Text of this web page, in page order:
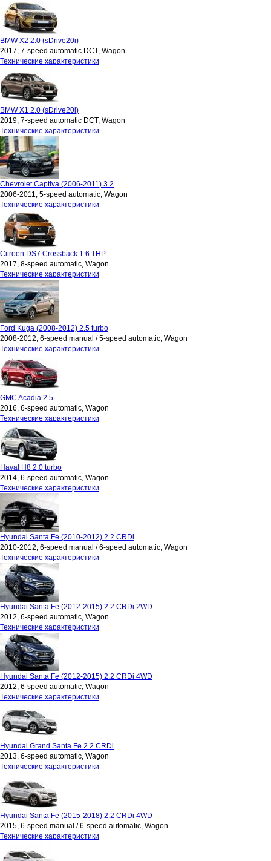
BMW X2 2.0 (sDrive20i)
2017, 7-speed automatic DCT, Wagon
Технические характеристики
BMW X1 2.0 (sDrive20i)
2019, 7-speed automatic DCT, Wagon
Технические характеристики
Chevrolet Captiva (2006-2011) 3.2
2006-2011, 5-speed automatic, Wagon
Технические характеристики
Citroen DS7 Crossback 1.6 THP
2017, 8-speed automatic, Wagon
Технические характеристики
Ford Kuga (2008-2012) 2.5 turbo
2008-2012, 6-speed manual / 5-speed automatic, Wagon
Технические характеристики
GMC Acadia 2.5
2016, 6-speed automatic, Wagon
Технические характеристики
Haval H8 2.0 turbo
2014, 6-speed automatic, Wagon
Технические характеристики
Hyundai Santa Fe (2010-2012) 2.2 CRDi
2010-2012, 6-speed manual / 6-speed automatic, Wagon
Технические характеристики
Hyundai Santa Fe (2012-2015) 2.2 CRDi 2WD
2012, 6-speed automatic, Wagon
Технические характеристики
Hyundai Santa Fe (2012-2015) 2.2 CRDi 4WD
2012, 6-speed automatic, Wagon
Технические характеристики
Hyundai Grand Santa Fe 2.2 CRDi
2013, 6-speed automatic, Wagon
Технические характеристики
Hyundai Santa Fe (2015-2018) 2.2 CRDi 4WD
2015, 6-speed manual / 6-speed automatic, Wagon
Технические характеристики